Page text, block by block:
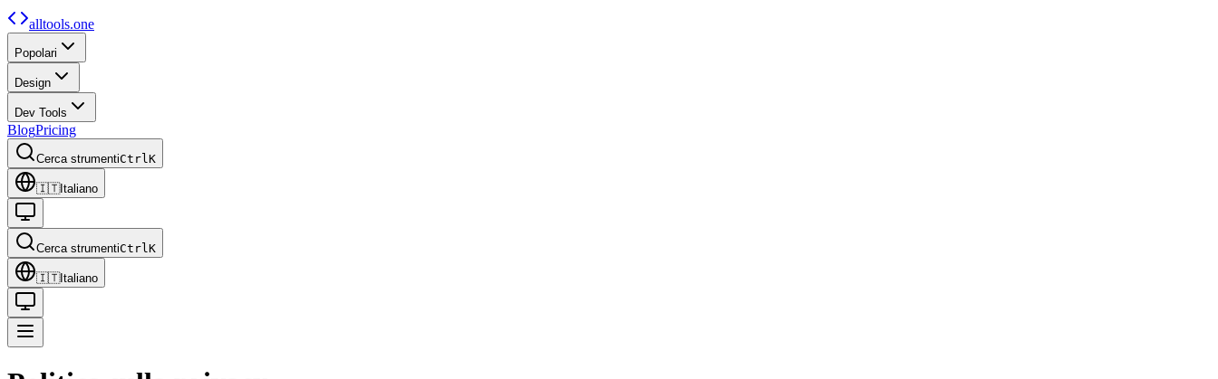
alltools.one
Popolari
Design
Dev Tools
BlogPricing
Cerca strumentiCtrlK
🇮🇹Italiano
Cerca strumentiCtrlK
🇮🇹Italiano